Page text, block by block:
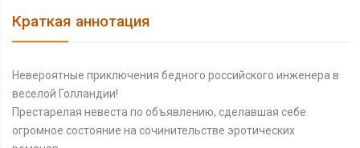
Краткая аннотация
Невероятные приключения бедного российского инженера в
веселой Голландии!
Престарелая невеста по объявлению, сделавшая себе
огромное состояние на сочинительстве эротических